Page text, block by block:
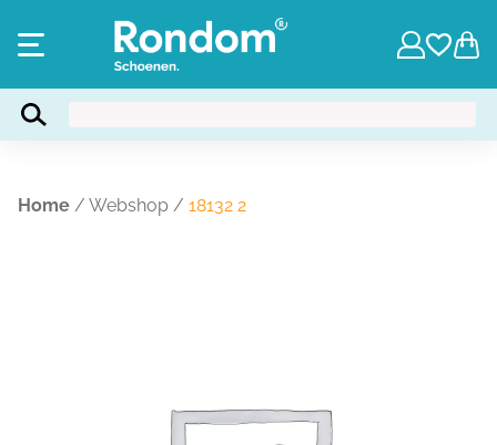
Home / Webshop / 18132 2